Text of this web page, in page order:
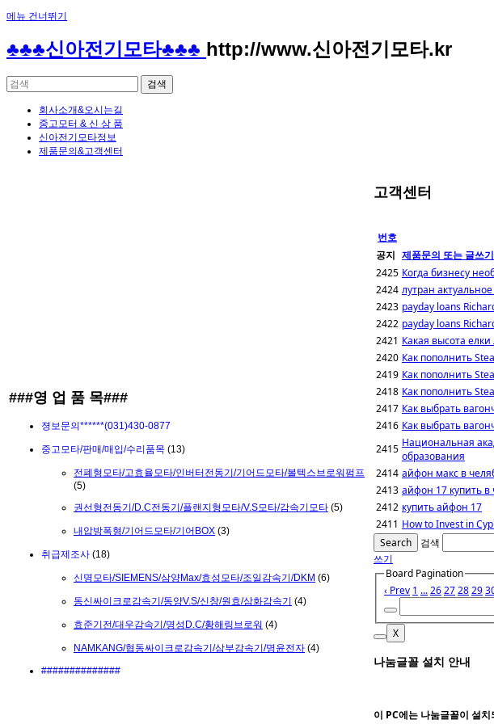
메뉴 건너뛰기
♣♣♣신아전기모타♣♣♣ http://www.신아전기모타.kr
회사소개&오시는길
중고모터 & 신 상 품
신아전기모타정보
제품문의&고객센터
###영 업 품 목###
졍보문의******(031)430-0877
중고모타/판매/매입/수리품목 (13)
전폐형모타/고효율모타/인버터전동기/기어드모타/볼텍스브로워펌프
(5)
권선형전동기/D.C전동기/플랜지형모타/V.S모타/감속기모타 (5)
내압방폭형/기어드모타/기어BOX (3)
취급제조사 (18)
신명모타/SIEMENS/삼양Max/효성모타/조일감속기/DKM (6)
동신싸이크로감속기/동양V.S/신창/원효/삼화감속기 (4)
효준기전/대우감속기/명성D.C/황해링브로워 (4)
NAMKANG/협동싸이크로감속기/삼부감속기/명윤전자 (4)
##############
고객센터
번호
공지 제품문의 또는 글쓰
2425 Когда бизнесу
2424 лутран
2423 payday loans
2422 payday loans
2421 Какая высота
2420 Как пополнить
2419 Как пополнить
2418 Как пополнить
2417 Как выбрать
2416 Как выбрать
2415 Национальная
образования
2414 айфон макс в
2413 айфон 17 купить в
2412 купить айфон 17
2411 How to Invest in
Search
검색
쓰기
Board Pagination
‹ Prev 1 ...26272829
X
나눔글꼴 설치 안내
이 PC에는 나눔글꼴이 설